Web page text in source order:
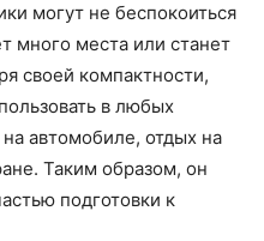
могут не беспокоиться
много места или станет
своей компактности,
в любых
автомобиле, отдых на
Таким образом, он
подготовки к